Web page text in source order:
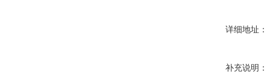
详细地址：
补充说明：